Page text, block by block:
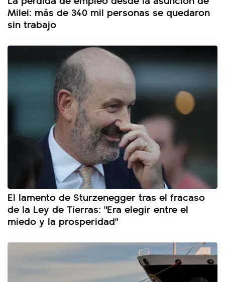
Milei: más de 340 mil personas se quedaron
sin trabajo
El lamento de Sturzenegger tras el fracaso
de la Ley de Tierras: "Era elegir entre el
miedo y la prosperidad"